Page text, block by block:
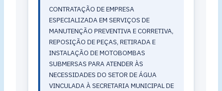
CONTRATAÇÃO DE EMPRESA
ESPECIALIZADA EM SERVIÇOS DE
MANUTENÇÃO PREVENTIVA E CORRETIVA,
REPOSIÇÃO DE PEÇAS, RETIRADA E
INSTALAÇÃO DE MOTOBOMBAS
SUBMERSAS PARA ATENDER ÀS
NECESSIDADES DO SETOR DE ÁGUA
VINCULADA À SECRETARIA MUNICIPAL DE